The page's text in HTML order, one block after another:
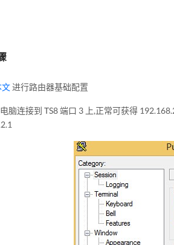
文进行路由器基础配置
脑连接到 TS8 端口 3 上,正常可获得